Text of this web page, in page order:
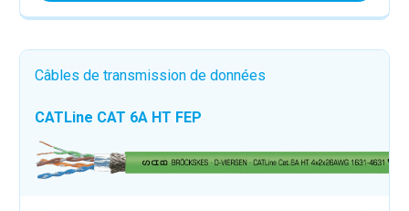
Câbles de transmission de données
CATLine CAT 6A HT FEP